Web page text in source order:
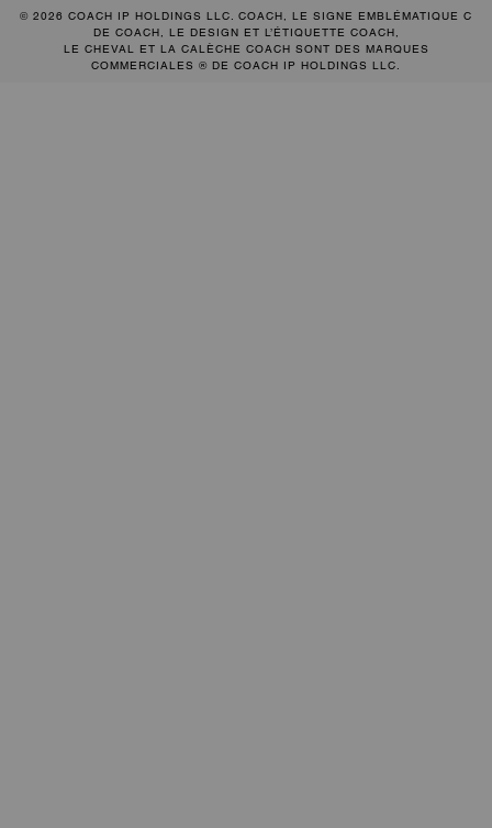
© 2026 COACH IP HOLDINGS LLC. COACH, LE SIGNE EMBLÉMATIQUE C
DE COACH, LE DESIGN ET L’ÉTIQUETTE COACH,
LE CHEVAL ET LA CALÈCHE COACH SONT DES MARQUES
COMMERCIALES ® DE COACH IP HOLDINGS LLC.